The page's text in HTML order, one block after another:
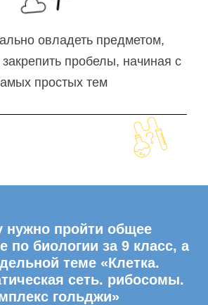
овладеть предметом,
пробелы, начиная с
простых тем
нужно пройти общее
по биологии за 9 класс, а
теме «Клетка.
сеть. рибосомы.
гольджи»